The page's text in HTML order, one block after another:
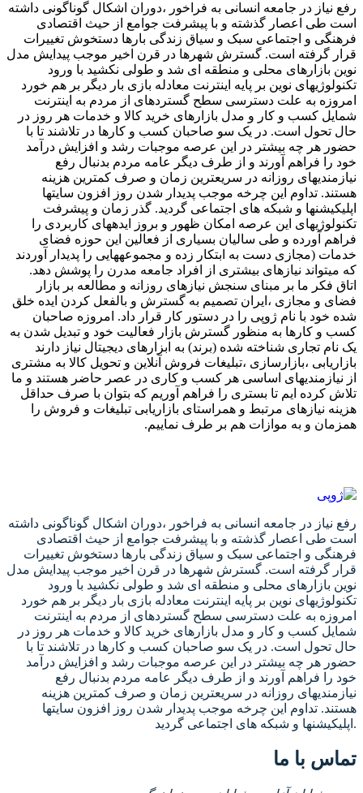
رفع نیاز در جامعه انسانی به فراخور ،دوران اشکال گوناگونی داشته
است طی اعصار گذشته و با پیشرفت جوامع از حیث اقتصادی
فرهنگی و اجتماعی سبک و سیاق زندگی بارها دستخوش تغییرات
قرار گرفته است. گسترش شهرها در قرن اخیر موجب پیدایش مدل
نوین بازارهای محلی و منطقه ای شد و طولی نکشید با ورود
تکنولوژیهای نوین بر پایه اینترنت معادله بازی بار دیگر بر هم خورد
امروزه به علت دسترسی سطح گستردهای از مردم به اینترنت
شمایل کسب و کار و مدل بازارهای خرید کالا و خدمات هر روز در
حال تحول است. در یک سو صاحبان کسب و کارها در تلاشند تا با
حضور هر چه بیشتر در این عرصه موجبات رشد و افزایش درآمد
خود را فراهم آورند و از طرف دیگر عامه مردم بدنبال رفع
نیازمندیهای روزانه در سریعترین زمان و صرف کمترین هزینه
هستند. تداوم این چرخه موجب پدیدار شدن روز افزون سایتها
اپلیکیشنها و شبکه های اجتماعی گردید. گذر زمان و پیشرفت
تکنولوژیهای این عرصه امکان ظهور و بروز ایدههای کاربردی را
فراهم آورده و طی سالیان بسیاری از فعالین این حوزه فضای
خدمات (مجازی دست به ابتکار زده و مجموعههایی را پدیدار آوردند
که میتواند نیازهای بیشتری از افراد جامعه مدرن را پوشش دهد.
اتاق فکر ما بر مبنای سنجش نیازهای روزانه و مطالعه بر بازار
فضای و مجازی ،ایران تصمیم به گسترش و بالفعل کردن ایده خلق
شده خود با نام ژوپی را در دستور کار قرار داد. امروزه صاحبان
کسب و کارها به منظور گسترش بازار فعالیت خود و تبدیل شدن به
یک نام تجاری شناخته شده (برند) به ابزارهای دیجیتال نیاز دارند
بازاریابی ،بازارسازی ،تبلیغات فروش آنلاین و تحویل کالا به مشتری
از نیازمندیهای اساسی هر کسب و کاری در عصر حاضر هستند و ما
تلاش کرده ایم تا بستری را فراهم آوریم که بتوان با صرف حداقل
هزینه نیازهای مرتبط و همراستای بازاریابی تبلیغات و فروش را
همزمان و به موازات هم بر طرف نماییم.
رفع نیاز در جامعه انسانی به فراخور ،دوران اشکال گوناگونی داشته
است طی اعصار گذشته و با پیشرفت جوامع از حیث اقتصادی
فرهنگی و اجتماعی سبک و سیاق زندگی بارها دستخوش تغییرات
قرار گرفته است. گسترش شهرها در قرن اخیر موجب پیدایش مدل
نوین بازارهای محلی و منطقه ای شد و طولی نکشید با ورود
تکنولوژیهای نوین بر پایه اینترنت معادله بازی بار دیگر بر هم خورد
امروزه به علت دسترسی سطح گستردهای از مردم به اینترنت
شمایل کسب و کار و مدل بازارهای خرید کالا و خدمات هر روز در
حال تحول است. در یک سو صاحبان کسب و کارها در تلاشند تا با
حضور هر چه بیشتر در این عرصه موجبات رشد و افزایش درآمد
خود را فراهم آورند و از طرف دیگر عامه مردم بدنبال رفع
نیازمندیهای روزانه در سریعترین زمان و صرف کمترین هزینه
هستند. تداوم این چرخه موجب پدیدار شدن روز افزون سایتها
اپلیکیشنها و شبکه های اجتماعی گردید.
تماس با ما